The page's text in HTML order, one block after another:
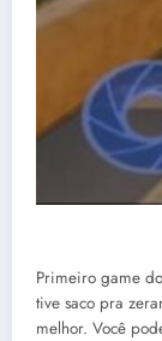
Primeiro game
tive saco pra
melhor. Você